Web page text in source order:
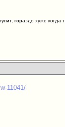
гораздо хуже когда
11041/